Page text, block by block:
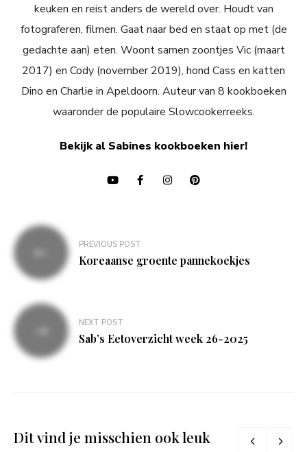
keuken en reist anders de wereld over. Houdt van
fotograferen, filmen. Gaat naar bed en staat op met (de
gedachte aan) eten. Woont samen zoontjes Vic (maart
2017) en Cody (november 2019), hond Cass en katten
Dino en Charlie in Apeldoorn. Auteur van 8 kookboeken
waaronder de populaire Slowcookerreeks.
Bekijk al Sabines kookboeken hier!
Bericht
navigatie
PREVIOUS POST
Koreaanse groente pannekoekjes
NEXT POST
Sab’s Eetoverzicht week 26-2025
Dit vind je misschien ook leuk